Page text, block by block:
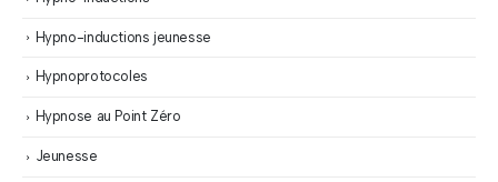
Hypno-inductions jeunesse
Hypnoprotocoles
Hypnose au Point Zéro
Jeunesse